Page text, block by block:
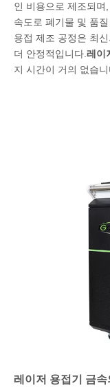
인 비용으로 제조되
속도로 폐기물 및 품
용접 제조 공정은 최
더 안정적입니다. 레이
지 시간이 거의 없습니
레이저 용접기 금